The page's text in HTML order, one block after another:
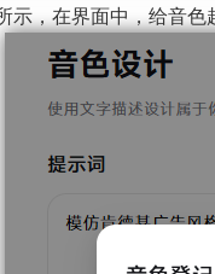
示，在界面中，给音色